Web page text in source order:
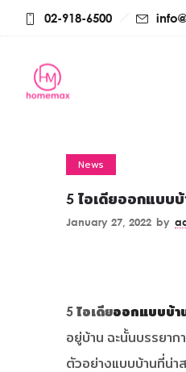
02-918-6500
News
5 ไอเดียออกแบบบ้
January 27, 2022 by
5 ไอเดียออกแบบบ้า
อยู่บ้าน ฉะนั้นบรรยาก
ตัวอย่างแบบบ้านที่น่า